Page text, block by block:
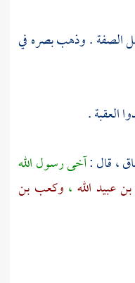
الصفة. وذهب بصره في
العقبة.
، قال :آخى رسول الله
عبيد الله ، وكعب بن